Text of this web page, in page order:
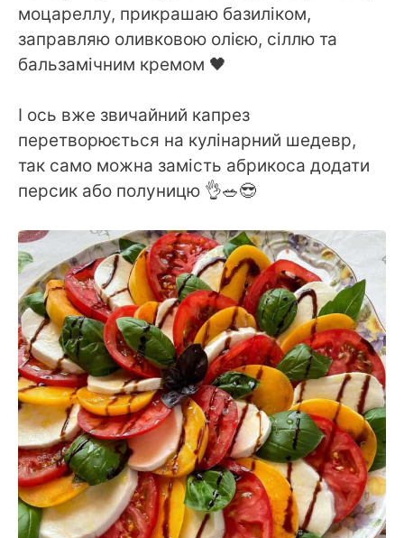
моцареллу, прикрашаю базиліком,
заправляю оливковою олією, сіллю та
бальзамічним кремом 🖤
І ось вже звичайний капрез
перетворюється на кулінарний шедевр,
так само можна замість абрикоса додати
персик або полуницю 👌🥗😎